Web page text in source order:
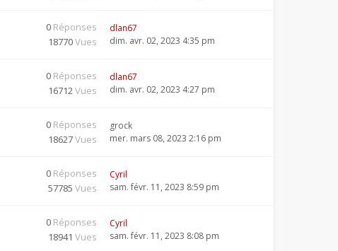
0 Réponses
18770Vues
dlan67
dim. avr. 02, 2023 4:35 pm
0 Réponses
16712Vues
dlan67
dim. avr. 02, 2023 4:27 pm
0 Réponses
18627Vues
grock
mer. mars 08, 2023 2:16 pm
0 Réponses
57785 Vues
Cyril
sam. févr. 11, 2023 8:59 pm
0 Réponses
18941 Vues
Cyril
sam. févr. 11, 2023 8:08 pm